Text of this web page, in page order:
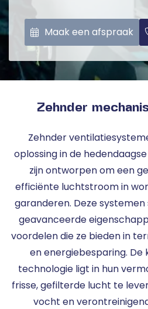
Maak een afspraak
Zehnder
Zehnder
oplossing in de
zijn ontworpen om een
efficiënte luchtstroom in
garanderen. Deze
geavanceerde
voordelen die ze bieden in
en energiebesparing. De
technologie ligt in hun
frisse, gefilterde lucht te
vocht en